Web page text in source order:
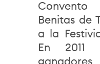
Benitas de
a la
En 2011